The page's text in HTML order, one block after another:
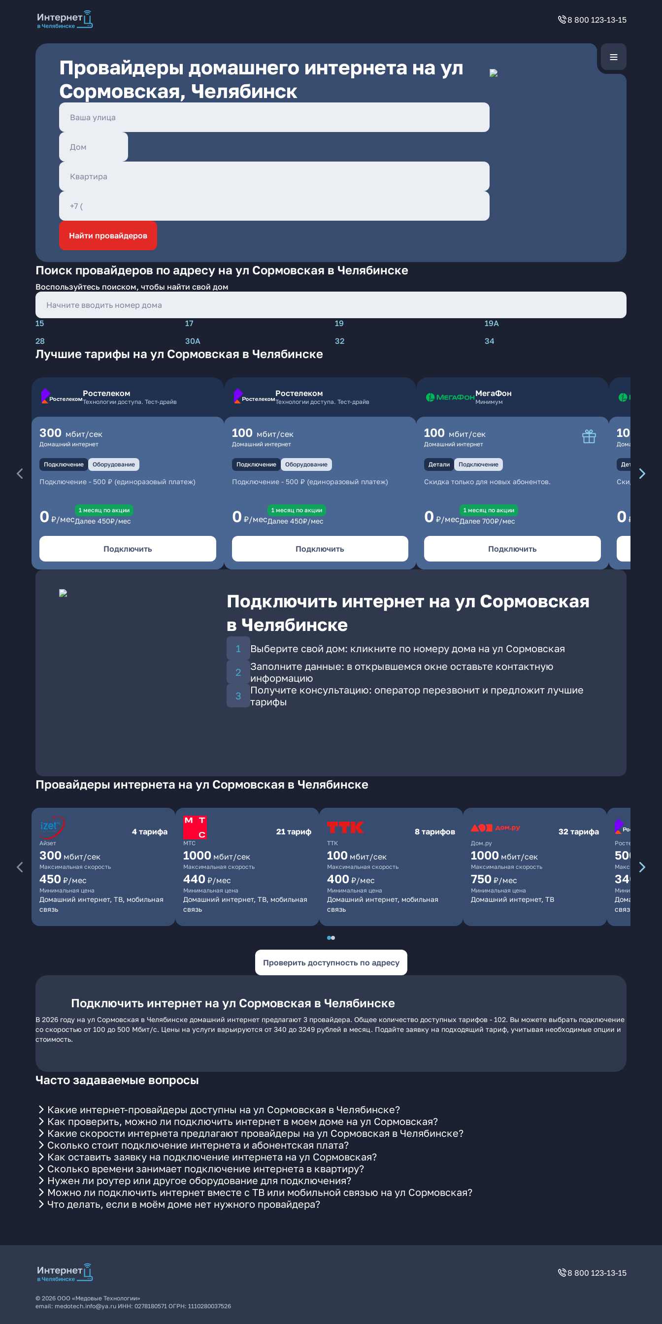
8 800 123-13-15
Провайдеры домашнего интернета на ул
Сормовская, Челябинск
Найти провайдеров
Поиск провайдеров по адресу на ул Сормовская в Челябинске
Воспользуйтесь поиском, чтобы найти свой дом
15 17 19
19А
28
30А 32 34
Лучшие тарифы на ул Сормовская в Челябинске
Ростелеком
Технологии доступа. Тест-драйв
300 мбит/сек
Домашний интернет
Подключение Оборудование
Подключение - 500 ₽ (единоразовый платеж)
0 ₽/мес
1 месяц по акции
Далее 450₽/мес
Подключить
Ростелеком
Технологии доступа. Тест-драйв
100 мбит/сек
Домашний интернет
Подключение Оборудование
Подключение- 500 ₽ (единоразовый платеж)
0 ₽/мес
1 месяц по акции
Далее 450₽/мес
Подключить
МегаФон
Минимум
100 мбит/сек
Домашний интернет
Детали Подключение
Скидка только для новых абонентов.
0 ₽/мес
1 месяц по акции
Далее 700₽/мес
Подключить
100
Домашний
Детали
Скидка
0 ₽/мес
Подключить интернет на ул Сормовская
в Челябинске
Выберите свой дом: кликните по номеру дома на ул Сормовская
Заполните данные: в открывшемся окне оставьте контактную
информацию
Получите консультацию: оператор перезвонит и предложит лучшие
тарифы
Провайдеры интернета на ул Сормовская в Челябинске
Айзет
4 тарифа
300 мбит/сек
Максимальная скорость
450 ₽/мес
Минимальная цена
Домашний интернет, ТВ, мобильная
связь
МТС
21 тариф
1000 мбит/сек
Максимальная скорость
440 ₽/мес
Минимальная цена
Домашний интернет, ТВ, мобильная
связь
ТТК
8 тарифов
100 мбит/сек
Максимальная скорость
400 ₽/мес
Минимальная цена
Домашний интернет, мобильная
связь
Дом.ру
32 тарифа
1000 мбит/сек
Максимальная скорость
750 ₽/мес
Минимальная цена
Домашний интернет, ТВ
Ростелеком
500
Максимальная
340
Минимальная
Домашний
связь
Проверить доступность по адресу
Подключить интернет на ул Сормовская в Челябинске
В 2026 году на ул Сормовская в Челябинске домашний интернет предлагают 3 провайдера. Общее количество доступных тарифов - 102. Вы можете выбрать подключение
со скоростью от 100 до 500 Мбит/с. Цены на услуги варьируются от 340 до 3249 рублей в месяц. Подайте заявку на подходящий тариф, учитывая необходимые опции и
стоимость.
Часто задаваемые вопросы
Какие интернет-провайдеры доступны на ул Сормовская в Челябинске?
Как проверить, можно ли подключить интернет в моем доме на ул Сормовская?
Какие скорости интернета предлагают провайдеры на ул Сормовская в Челябинске?
Сколько стоит подключение интернета и абонентская плата?
Как оставить заявку на подключение интернета на ул Сормовская?
Сколько времени занимает подключение интернета в квартиру?
Нужен ли роутер или другое оборудование для подключения?
Можно ли подключить интернет вместе с ТВ или мобильной связью на ул Сормовская?
Что делать, если в моём доме нет нужного провайдера?
8 800 123-13-15
© 2026 ООО «Медовые Технологии»
email: medotech.info@ya.ru ИНН: 0278180571 ОГРН: 1110280037526